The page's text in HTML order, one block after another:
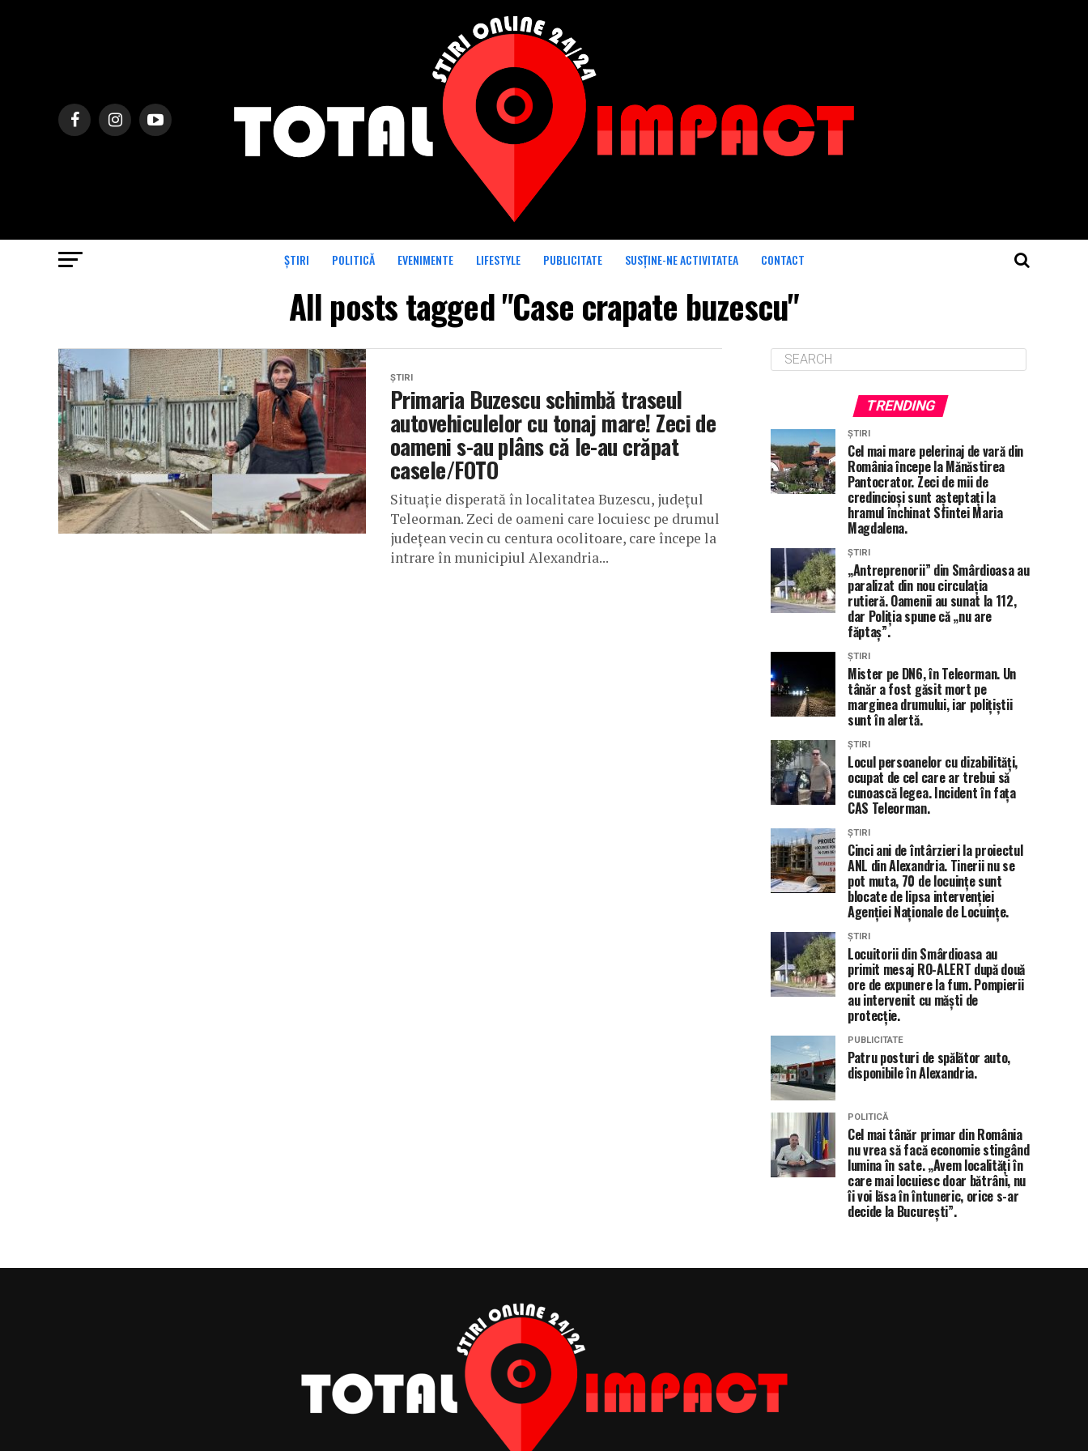
ȘTIRI POLITICĂ EVENIMENTE LIFESTYLE PUBLICITATE SUSȚINE-NE ACTIVITATEA CONTACT
All posts tagged "Case crapate buzescu"
ȘTIRI
Primaria Buzescu schimbă traseul
autovehiculelor cu tonaj mare! Zeci de
oameni s-au plâns că le-au crăpat
casele/FOTO
Situație disperată în localitatea Buzescu, județul
Teleorman. Zeci de oameni care locuiesc pe drumul
județean vecin cu centura ocolitoare, care începe la
intrare în municipiul Alexandria...
TRENDING
ȘTIRI
Cel mai mare pelerinaj de vară din
România începe la Mănăstirea
Pantocrator. Zeci de mii de
credincioși sunt așteptați la
hramul închinat Sfintei Maria
Magdalena.
ȘTIRI
„Antreprenorii” din Smârdioasa au
paralizat din nou circulația
rutieră. Oamenii au sunat la 112,
dar Poliția spune că „nu are
făptaș”.
ȘTIRI
Mister pe DN6, în Teleorman. Un
tânăr a fost găsit mort pe
marginea drumului, iar polițiștii
sunt în alertă.
ȘTIRI
Locul persoanelor cu dizabilități,
ocupat de cel care ar trebui să
cunoască legea. Incident în fața
CAS Teleorman.
ȘTIRI
Cinci ani de întârzieri la proiectul
ANL din Alexandria. Tinerii nu se
pot muta, 70 de locuințe sunt
blocate de lipsa intervenției
Agenției Naționale de Locuințe.
ȘTIRI
Locuitorii din Smârdioasa au
primit mesaj RO-ALERT după două
ore de expunere la fum. Pompierii
au intervenit cu măști de
protecție.
PUBLICITATE
Patru posturi de spălător auto,
disponibile în Alexandria.
POLITICĂ
Cel mai tânăr primar din România
nu vrea să facă economie stingând
lumina în sate. „Avem localități în
care mai locuiesc doar bătrâni, nu
îi voi lăsa în întuneric, orice s-ar
decide la București”.